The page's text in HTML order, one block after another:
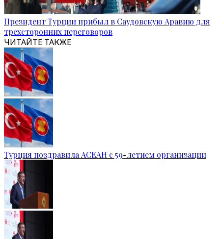
Президент Турции прибыл в Саудовскую Аравию для
трехсторонних переговоров
ЧИТАЙТЕ ТАКЖЕ
Турция поздравила АСЕАН с 59-летием организации